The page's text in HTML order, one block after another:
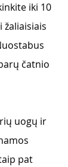
iki 10
žaliaisiais
čatnio
uogų ir
pat